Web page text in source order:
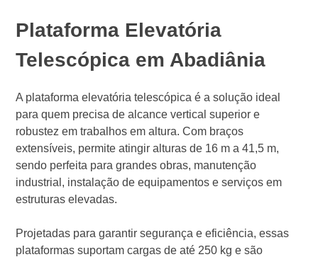
Plataforma Elevatória
Telescópica em Abadiânia
A plataforma elevatória telescópica é a solução ideal
para quem precisa de alcance vertical superior e
robustez em trabalhos em altura. Com braços
extensíveis, permite atingir alturas de 16 m a 41,5 m,
sendo perfeita para grandes obras, manutenção
industrial, instalação de equipamentos e serviços em
estruturas elevadas.
Projetadas para garantir segurança e eficiência, essas
plataformas suportam cargas de até 250 kg e são